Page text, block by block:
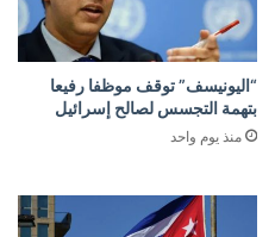
“اليونيسف” توقف موظفا رفيعا
بتهمة التجسس لصالح إسرائيل
منذ يوم واحد